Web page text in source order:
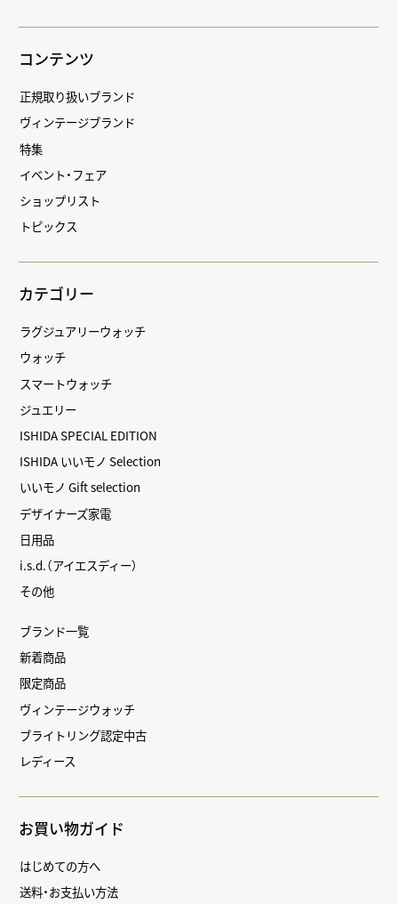
コンテンツ
正規取り扱いブランド
ヴィンテージブランド
特集
イベント・フェア
ショップリスト
トピックス
カテゴリー
ラグジュアリーウォッチ
ウォッチ
スマートウォッチ
ジュエリー
ISHIDA SPECIAL EDITION
ISHIDA いいモノ Selection
いいモノ Gift selection
デザイナーズ家電
日用品
i.s.d.（アイエスディー）
その他
ブランド一覧
新着商品
限定商品
ヴィンテージウォッチ
ブライトリング認定中古
レディース
お買い物ガイド
はじめての方へ
送料・お支払い方法